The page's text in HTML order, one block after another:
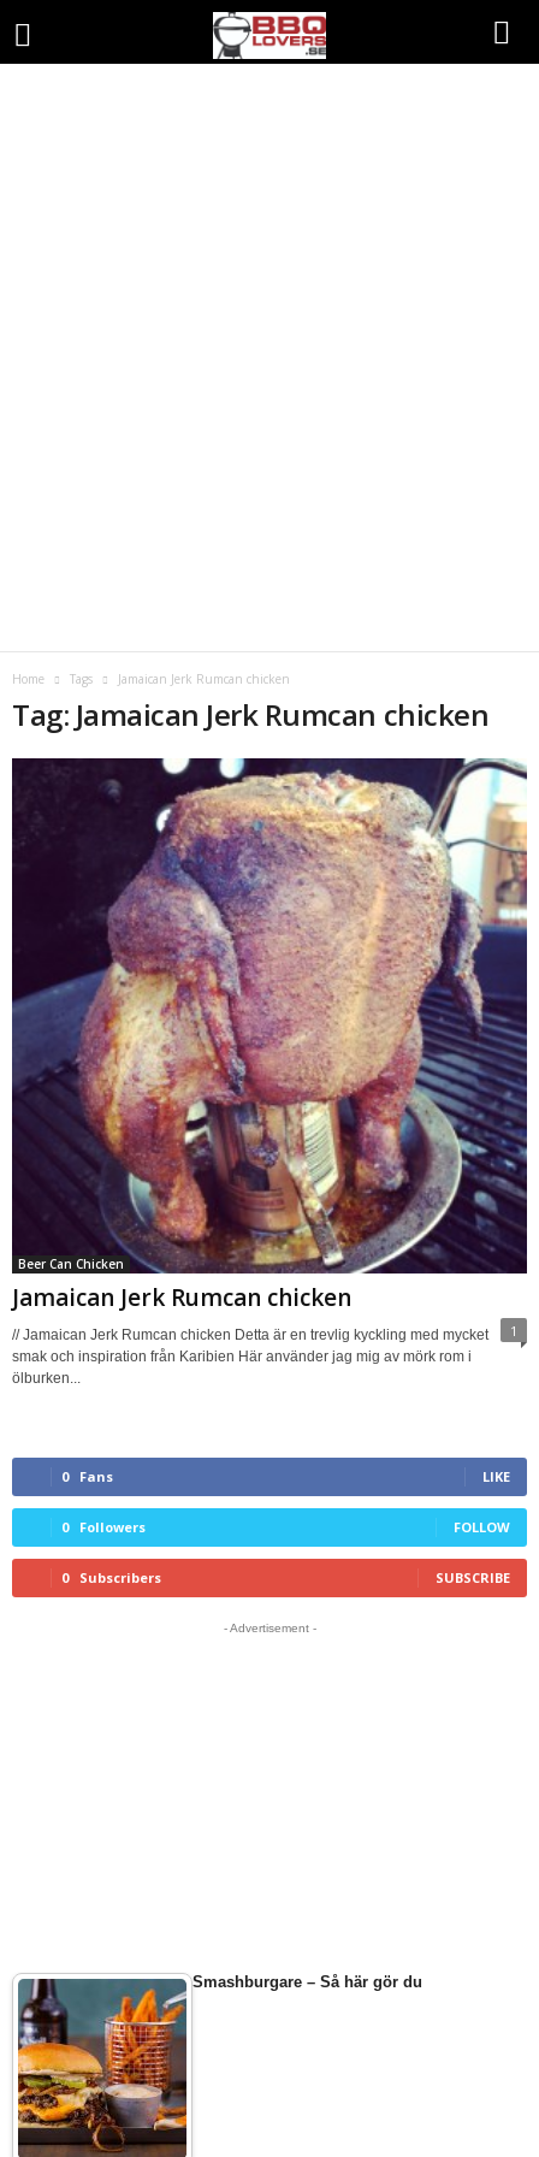
Home Tags Jamaican Jerk Rumcan chicken
Tag: Jamaican Jerk Rumcan chicken
Beer Can Chicken
Jamaican Jerk Rumcan chicken
1
// Jamaican Jerk Rumcan chicken Detta är en trevlig kyckling med mycket
smak och inspiration från Karibien Här använder jag mig av mörk rom i
ölburken...
0 Fans LIKE
0 Followers FOLLOW
0 Subscribers SUBSCRIBE
- Advertisement -
Smashburgare – Så här gör du